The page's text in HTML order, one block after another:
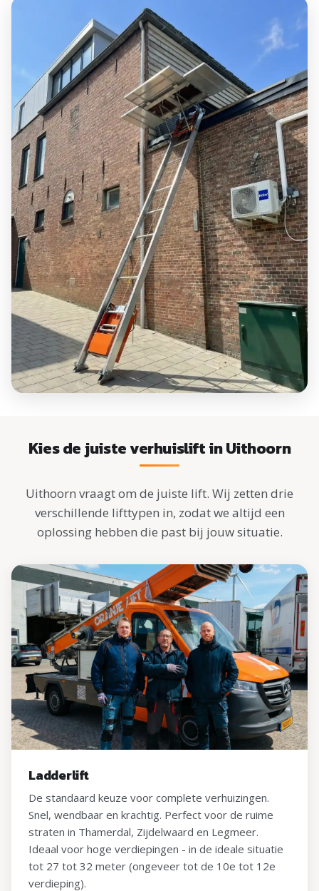
Kies de juiste verhuislift in Uithoorn
Uithoorn vraagt om de juiste lift. Wij zetten drie
verschillende lifttypen in, zodat we altijd een
oplossing hebben die past bij jouw situatie.
Ladderlift
De standaard keuze voor complete verhuizingen.
Snel, wendbaar en krachtig. Perfect voor de ruime
straten in Thamerdal, Zijdelwaard en Legmeer.
Ideaal voor hoge verdiepingen - in de ideale situatie
tot 27 tot 32 meter (ongeveer tot de 10e tot 12e
verdieping).